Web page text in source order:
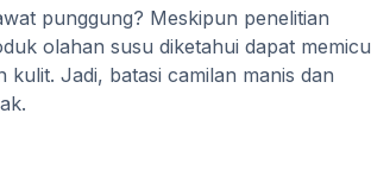
punggung? Meskipun penelitian
olahan susu diketahui dapat memicu
Jadi, batasi camilan manis dan